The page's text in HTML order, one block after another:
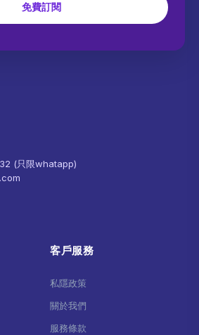
免費訂閱
(只限whatapp)
客戶服務
私隱政策
關於我們
服務條款